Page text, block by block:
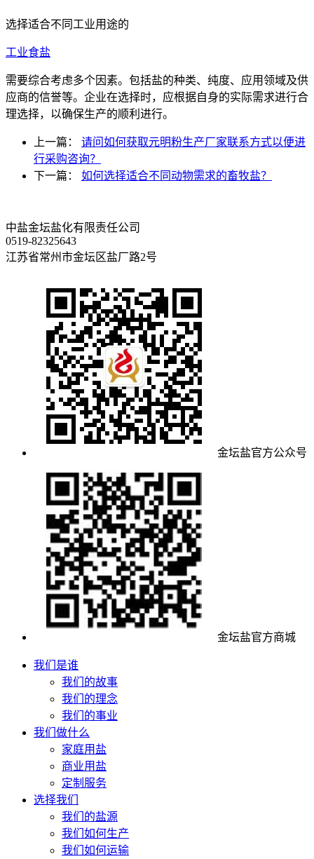
选择适合不同工业用途的
工业食盐
需要综合考虑多个因素。包括盐的种类、纯度、应用领域及供
应商的信誉等。企业在选择时，应根据自身的实际需求进行合
理选择，以确保生产的顺利进行。
上一篇： 请问如何获取元明粉生产厂家联系方式以便进
行采购咨询？
下一篇： 如何选择适合不同动物需求的畜牧盐？
中盐金坛盐化有限责任公司
0519-82325643
江苏省常州市金坛区盐厂路2号
金坛盐官方公众号
金坛盐官方商城
我们是谁
我们的故事
我们的理念
我们的事业
我们做什么
家庭用盐
商业用盐
定制服务
选择我们
我们的盐源
我们如何生产
我们如何运输